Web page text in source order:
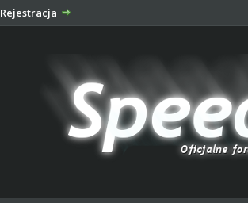
Rejestracja